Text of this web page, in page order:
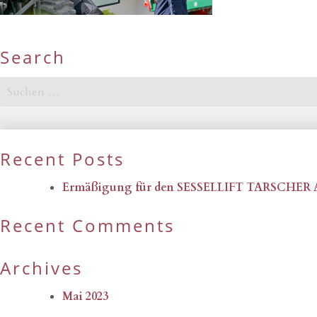
Search
Suchen
Recent Posts
Ermäßigung für den SESSELLIFT TARSCHER
Recent Comments
Archives
Mai 2023